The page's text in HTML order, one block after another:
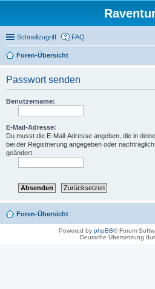
Schnellzugriff FAQ
Foren-Übersicht
Passwort senden
Benutzername:
E-Mail-Adresse:
Du musst die E-Mail-Adresse angeben, die in
bei der Registrierung angegeben oder
geändert.
Foren-Übersicht
Powered by phpBB® Forum
Deutsche Übersetzung